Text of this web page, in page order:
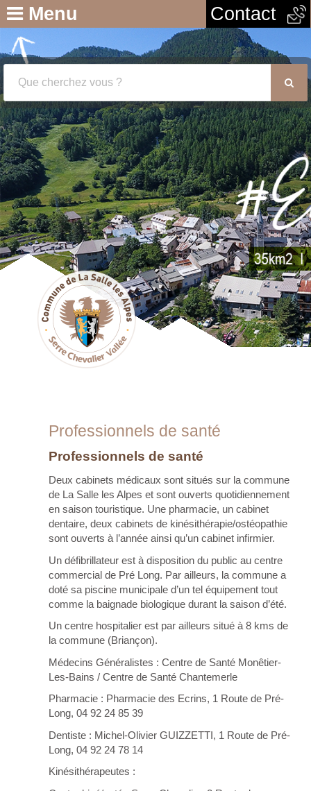
Contact
Menu
Professionnels de santé
Professionnels de santé
Deux cabinets médicaux sont situés sur la commune
de La Salle les Alpes et sont ouverts quotidiennement
en saison touristique. Une pharmacie, un cabinet
dentaire, deux cabinets de kinésithérapie/ostéopathie
sont ouverts à l’année ainsi qu’un cabinet infirmier.
Un défibrillateur est à disposition du public au centre
commercial de Pré Long. Par ailleurs, la commune a
doté sa piscine municipale d’un tel équipement tout
comme la baignade biologique durant la saison d’été.
Un centre hospitalier est par ailleurs situé à 8 kms de
la commune (Briançon).
Médecins Généralistes : Centre de Santé Monêtier-
Les-Bains / Centre de Santé Chantemerle
Pharmacie : Pharmacie des Ecrins, 1 Route de Pré-
Long, 04 92 24 85 39
Dentiste : Michel-Olivier GUIZZETTI, 1 Route de Pré-
Long, 04 92 24 78 14
Kinésithérapeutes :